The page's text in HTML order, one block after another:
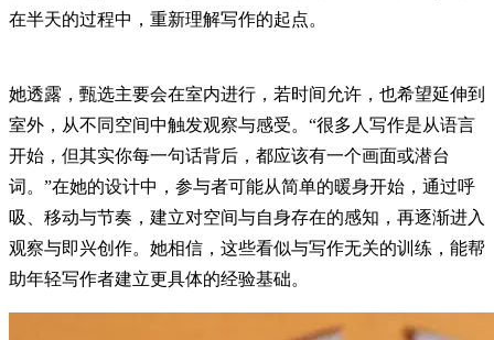
在半天的过程中，重新理解写作的起点。
她透露，甄选主要会在室内进行，若时间允许，也希望延伸到
室外，从不同空间中触发观察与感受。“很多人写作是从语言
开始，但其实你每一句话背后，都应该有一个画面或潜台
词。”在她的设计中，参与者可能从简单的暖身开始，通过呼
吸、移动与节奏，建立对空间与自身存在的感知，再逐渐进入
观察与即兴创作。她相信，这些看似与写作无关的训练，能帮
助年轻写作者建立更具体的经验基础。